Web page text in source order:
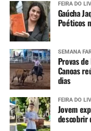
FEIRA DO
Gaúcha
Poéticos
SEMANA
Provas
Canoas
dias
FEIRA DO
Jovem
descobrir